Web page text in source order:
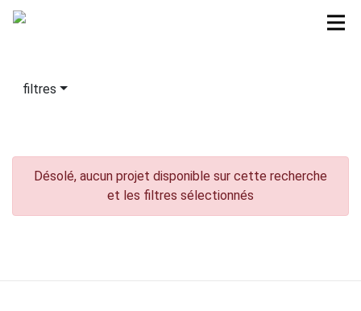
filtres
Désolé, aucun projet disponible sur cette recherche
et les filtres sélectionnés